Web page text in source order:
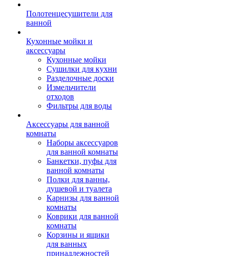
Полотенцесушители для
ванной
Кухонные мойки и
аксессуары
Кухонные мойки
Сушилки для кухни
Разделочные доски
Измельчители
отходов
Фильтры для воды
Аксессуары для ванной
комнаты
Наборы аксессуаров
для ванной комнаты
Банкетки, пуфы для
ванной комнаты
Полки для ванны,
душевой и туалета
Карнизы для ванной
комнаты
Коврики для ванной
комнаты
Корзины и ящики
для ванных
принадлежностей